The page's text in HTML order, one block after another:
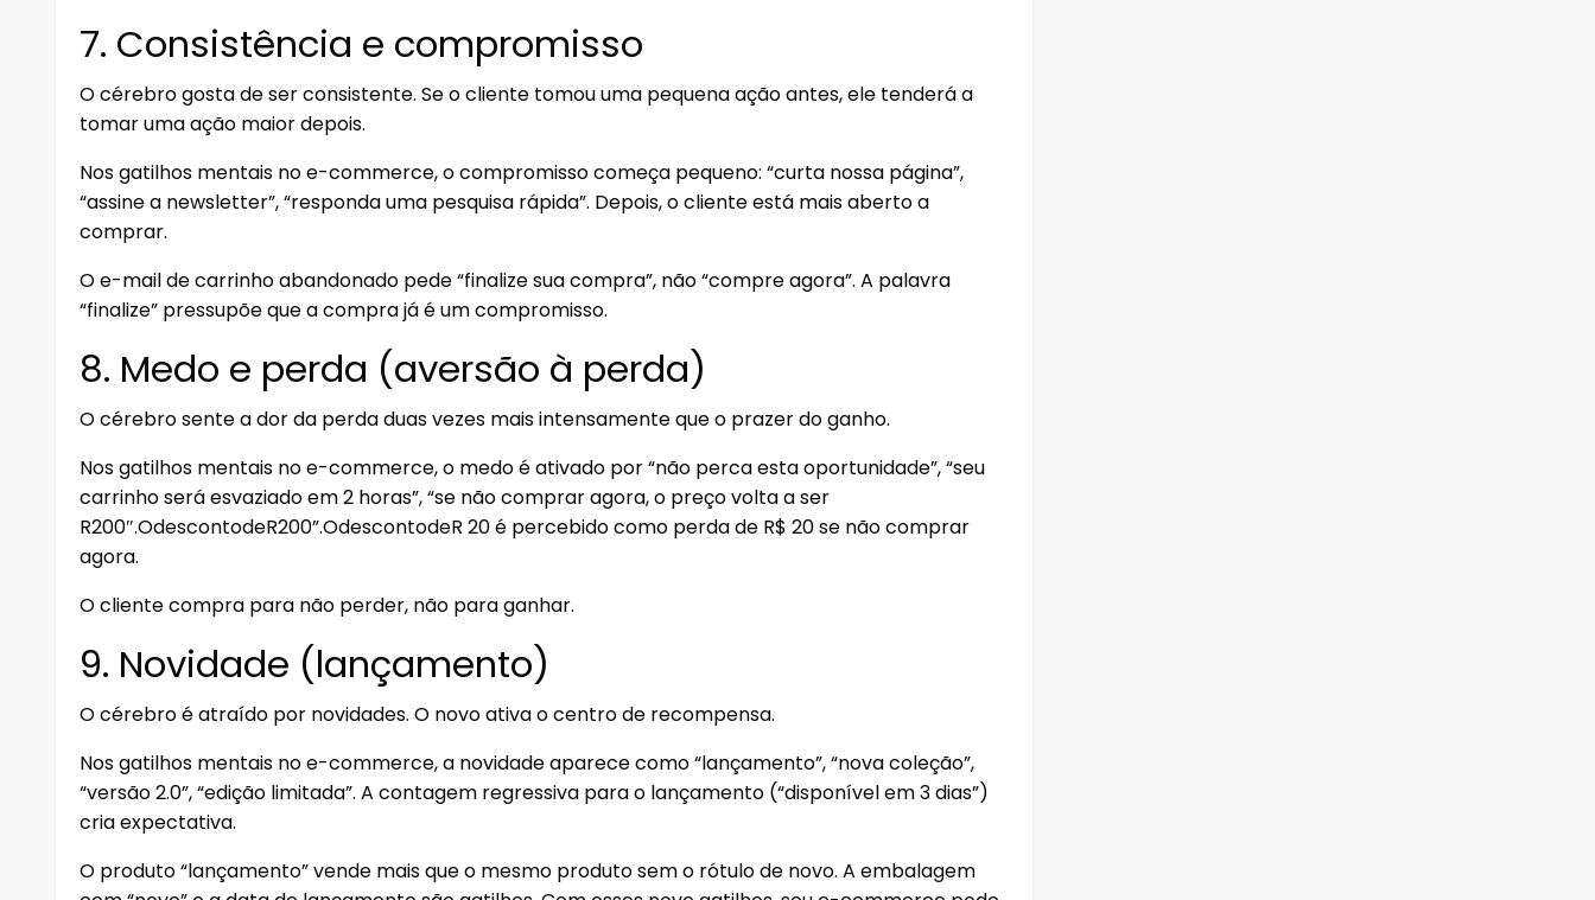
7. Consistência e compromisso
O cérebro gosta de ser consistente. Se o cliente tomou uma pequena ação antes, ele tenderá a
tomar uma ação maior depois.
Nos gatilhos mentais no e-commerce, o compromisso começa pequeno: “curta nossa página”,
“assine a newsletter”, “responda uma pesquisa rápida”. Depois, o cliente está mais aberto a
comprar.
O e-mail de carrinho abandonado pede “finalize sua compra”, não “compre agora”. A palavra
“finalize” pressupõe que a compra já é um compromisso.
8. Medo e perda (aversão à perda)
O cérebro sente a dor da perda duas vezes mais intensamente que o prazer do ganho.
Nos gatilhos mentais no e-commerce, o medo é ativado por “não perca esta oportunidade”, “seu
carrinho será esvaziado em 2 horas”, “se não comprar agora, o preço volta a ser
R200″.OdescontodeR200”.OdescontodeR 20 é percebido como perda de R$ 20 se não comprar
agora.
O cliente compra para não perder, não para ganhar.
9. Novidade (lançamento)
O cérebro é atraído por novidades. O novo ativa o centro de recompensa.
Nos gatilhos mentais no e-commerce, a novidade aparece como “lançamento”, “nova coleção”,
“versão 2.0”, “edição limitada”. A contagem regressiva para o lançamento (“disponível em 3 dias”)
cria expectativa.
O produto “lançamento” vende mais que o mesmo produto sem o rótulo de novo. A embalagem